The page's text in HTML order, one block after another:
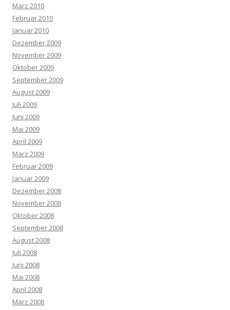
März 2010
Februar 2010
Januar 2010
Dezember 2009
November 2009
Oktober 2009
September 2009
August 2009
Juli 2009
Juni 2009
Mai 2009
April 2009
März 2009
Februar 2009
Januar 2009
Dezember 2008
November 2008
Oktober 2008
September 2008
August 2008
Juli 2008
Juni 2008
Mai 2008
April 2008
März 2008